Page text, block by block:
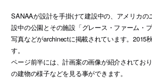
SANAAが設計を手掛けて建設中の、アメリカの
設中の公園とその施設「グレース・ファーム・
写真などがarchinectに掲載されています。2015
す。
ページ前半には、計画案の画像が紹介されてお
の建物の様子などを見る事ができます。